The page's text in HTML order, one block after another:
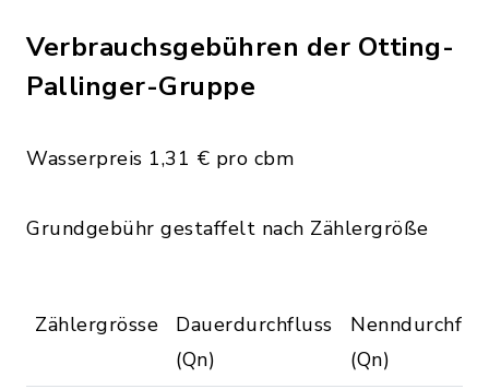
Verbrauchsgebühren der Otting-
Pallinger-Gruppe
Wasserpreis 1,31 € pro cbm
Grundgebühr gestaffelt nach Zählergröße
Zählergrösse
Dauerdurchfluss
(Qn)
(Qn)